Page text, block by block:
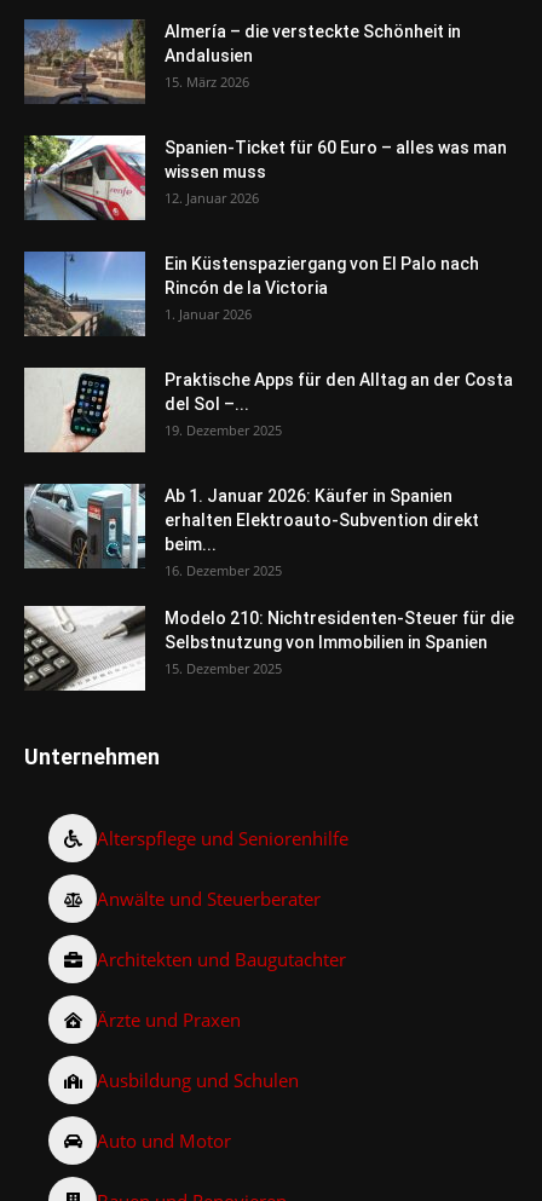
Almería – die versteckte Schönheit in
Andalusien
15. März 2026
Spanien-Ticket für 60 Euro – alles was man
wissen muss
12. Januar 2026
Ein Küstenspaziergang von El Palo nach
Rincón de la Victoria
1. Januar 2026
Praktische Apps für den Alltag an der Costa
del Sol –...
19. Dezember 2025
Ab 1. Januar 2026: Käufer in Spanien
erhalten Elektroauto-Subvention direkt
beim...
16. Dezember 2025
Modelo 210: Nichtresidenten-Steuer für die
Selbstnutzung von Immobilien in Spanien
15. Dezember 2025
Unternehmen
Alterspflege und Seniorenhilfe
Anwälte und Steuerberater
Architekten und Baugutachter
Ärzte und Praxen
Ausbildung und Schulen
Auto und Motor